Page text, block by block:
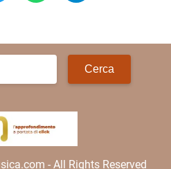
- All Rights Reserved